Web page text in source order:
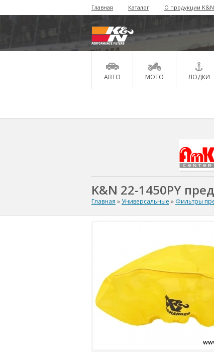
Главная Каталог О продукции K&N
АВТО МОТО ЛОДКИ
K&N 22-1450PY
Главная »Универсальные » Фильтры